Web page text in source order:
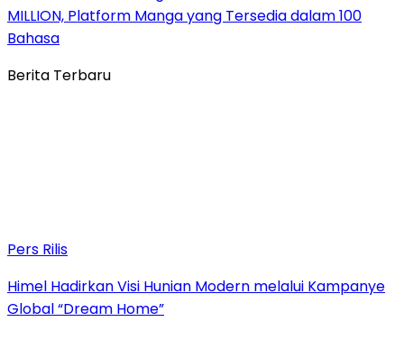
MILLION, Platform Manga yang Tersedia dalam 100
Bahasa
Berita Terbaru
Pers Rilis
Himel Hadirkan Visi Hunian Modern melalui Kampanye
Global “Dream Home”